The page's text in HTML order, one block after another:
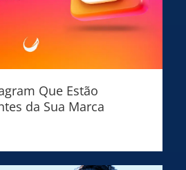
Que Estão
da Sua Marca